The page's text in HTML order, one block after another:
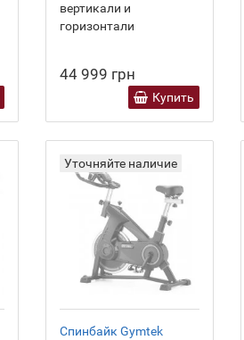
вертикали и
горизонтали
44 999 грн
Купить
Уточняйте наличие
Спинбайк Gymtek